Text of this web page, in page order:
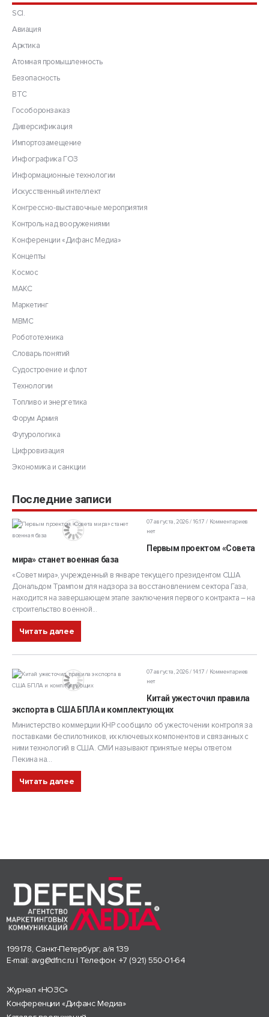
SCI.
Авиация
Арктика
Атомная промышленность
Безопасность
ВТС
Гособоронзаказ
Диверсификация
Импортозамещение
Инфографика ГОЗ
Информационные технологии
Искусственный интеллект
Конгрессно-выставочные мероприятия
Контроль над вооружениями
Конференции «Дифанс Медиа»
Концепты
Космос
МАКС
Маркетинг
МВМС
Робототехника
Словарь понятий
Судостроение и флот
Технологии
Топливо и энергетика
Форум Армия
Футурологика
Цифровизация
Экономика и санкции
Последние записи
07 августа, 2026 / 16:17
Комментариев
нет
Первым проектом «Совета
мира» станет военная база
«Совет мира», учрежденный в январе текущего президентом США
Дональдом Трампом для надзора за восстановлением сектора Газа,
находится на завершающем этапе заключения первого контракта – на
строительство военной...
Читать далее
07 августа, 2026 / 14:17
Комментариев
нет
Китай ужесточил правила
экспорта в США БПЛА и комплектующих
Министерство коммерции КНР сообщило об ужесточении контроля за
поставками беспилотников, их ключевых компонентов и связанных с
ними технологий в США. СМИ называют принятые меры ответом
Пекина на...
Читать далее
199178, Санкт-Петербург, а/я 139
E-mail: avg@dfnc.ru | Телефон: +7 (921) 550-01-64
Журнал «НОЗС»
Конференции «Дифанс Медиа»